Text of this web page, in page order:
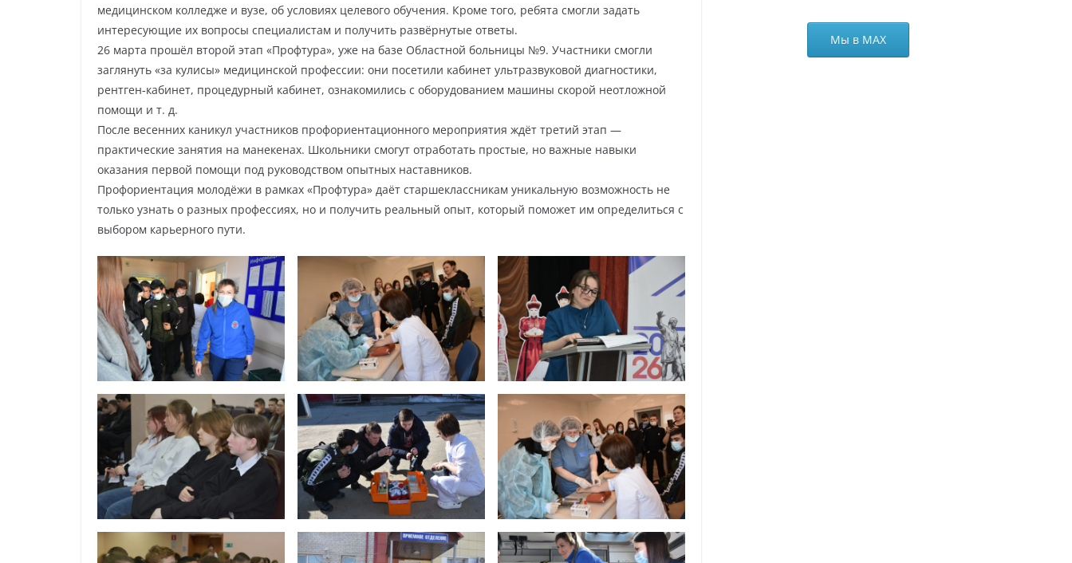
медицинском колледже и вузе, об условиях целевого обучения. Кроме того, ребята смогли задать
интересующие их вопросы специалистам и получить развёрнутые ответы.
26 марта прошёл второй этап «Профтура», уже на базе Областной больницы №9. Участники смогли
заглянуть «за кулисы» медицинской профессии: они посетили кабинет ультразвуковой диагностики,
рентген‑кабинет, процедурный кабинет, ознакомились с оборудованием машины скорой неотложной
помощи и т. д.
После весенних каникул участников профориентационного мероприятия ждёт третий этап —
практические занятия на манекенах. Школьники смогут отработать простые, но важные навыки
оказания первой помощи под руководством опытных наставников.
Профориентация молодёжи в рамках «Профтура» даёт старшеклассникам уникальную возможность не
только узнать о разных профессиях, но и получить реальный опыт, который поможет им определиться с
выбором карьерного пути.
Мы в МАХ